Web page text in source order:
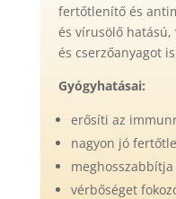
fertőtlenítő és
és vírusölő
és cserzőanyagot
Gyógyhatásai:
erősíti az
nagyon jó
vérbőséget